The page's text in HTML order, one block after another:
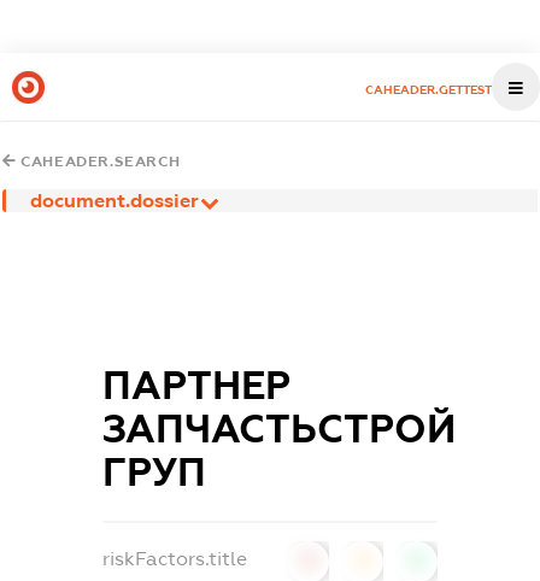
CAHEADER.GETTEST
CAHEADER.SEARCH
document.dossier
ПАРТНЕР
ЗАПЧАСТЬСТРОЙ
ГРУП
riskFactors.title